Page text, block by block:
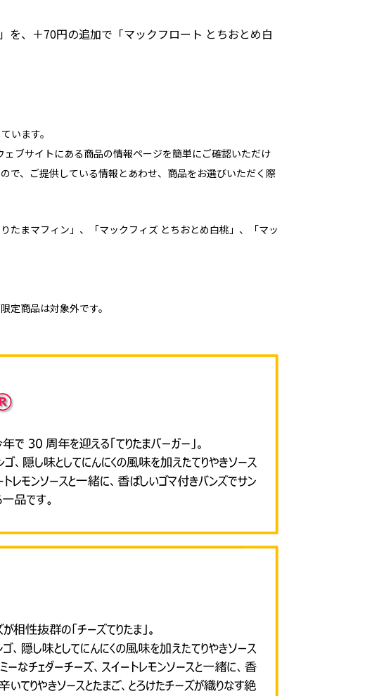
、＋70円の追加で「マックフロート とちおとめ白
います。
ブサイトにある商品の情報ページを簡単にご確認いただけ
で、ご提供している情報とあわせ、商品をお選びいただく際
まマフィン」、「マックフィズ とちおとめ白桃」、「マッ
商品は対象外です。